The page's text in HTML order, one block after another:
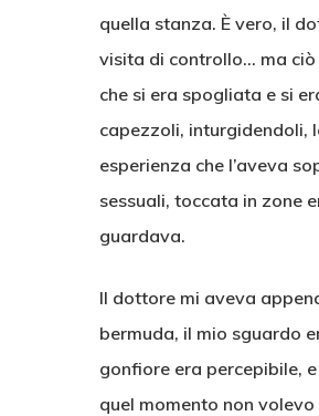
quella stanza. È vero, il
visita di controllo… ma
che si era spogliata e si
capezzoli, inturgidendoli,
esperienza che l’aveva
sessuali, toccata in zone
guardava.
Il dottore mi aveva
bermuda, il mio sguardo
gonfiore era percepibile,
quel momento non